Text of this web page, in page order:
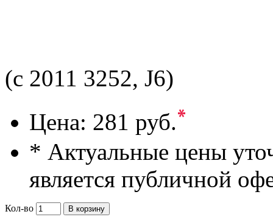
(c 2011 3252, J6)
Цена: 281 руб.*
* Актуальные цены
является публичной
Кол-во
В корзину